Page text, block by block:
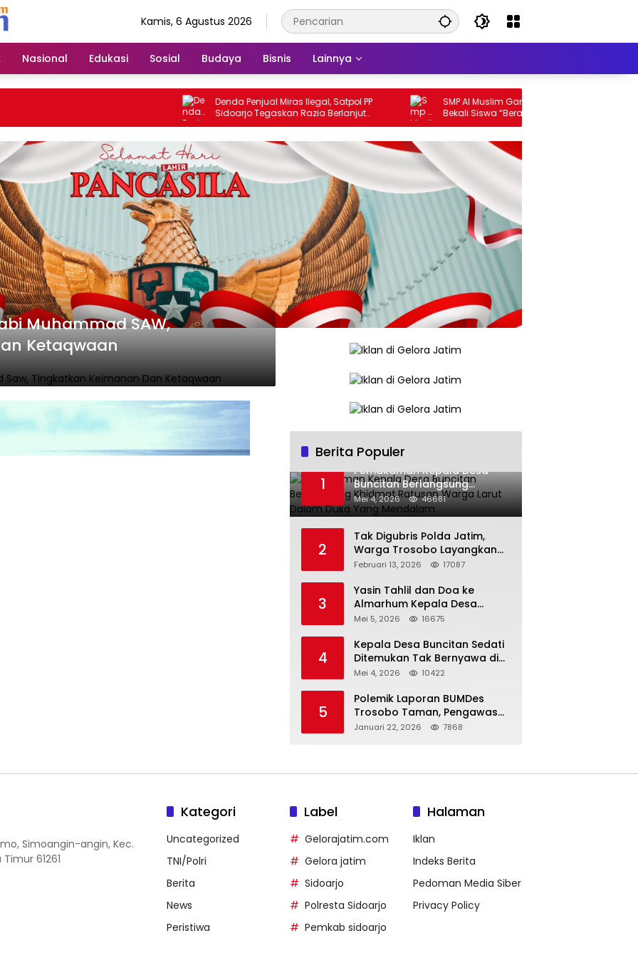
Kamis, 6 Agustus 2026
Nasional Edukasi Sosial Budaya Bisnis Lainnya
Denda Penjual Miras Ilegal, Satpol PP
Sidoarjo Tegaskan Razia Berlanjut
Hingga Seluruh Pelanggar Disidangkan
SMP Al Muslim Gandeng BNN Sidoarjo
Bekali Siswa “Berani Beda, Menolak
Tanpa Ragu”
Muhammad SAW,
Ketaqwaan
Berita Populer
1
Pemakaman Kepala Desa
Buncitan Berlangsung
Khidmat,Ratusan Warga Larut
Dalam Duka Yang Mendalam
Mei 4, 2026 46681
2
Tak Digubris Polda Jatim,
Warga Trosobo Layangkan
Dumas Dugaan Korupsi
Kapolri
Februari 13, 2026 17087
3
Yasin Tahlil dan Doa ke
Almarhum Kepala Desa
Buncitan Digelar Dua Lokasi
Mei 5, 2026 16675
4
Kepala Desa Buncitan Sedati
Ditemukan Tak Bernyawa di
Ruang Kerja, Dugaan Bunuh
Mei 4, 2026 10422
5
Polemik Laporan BUMDes
Trosobo Taman, Pengawas
Walk Out dan Sebut
Januari 22, 2026 7868
Simoangin-angin, Kec.
61261
Kategori
Uncategorized
TNI/Polri
Berita
News
Peristiwa
Label
Gelorajatim.com
Gelora jatim
Sidoarjo
Polresta Sidoarjo
Pemkab sidoarjo
Halaman
Iklan
Indeks Berita
Pedoman Media Siber
Privacy Policy